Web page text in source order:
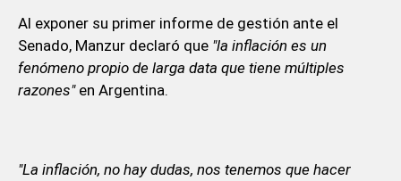
Al exponer su primer informe de gestión ante el
Senado, Manzur declaró que "la inflación es un
fenómeno propio de larga data que tiene múltiples
razones"en Argentina.
"La inflación, no hay dudas, nos tenemos que hacer